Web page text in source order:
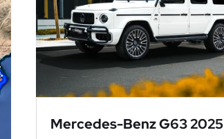
Mercedes-Benz G63 2025